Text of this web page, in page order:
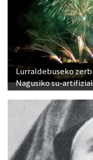
Lurraldebuseko
Nagusiko su-